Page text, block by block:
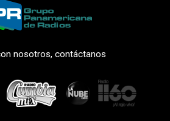
nosotros, contáctanos